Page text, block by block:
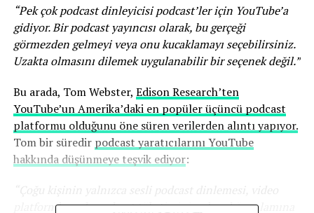
“Pek çok podcast dinleyicisi podcast’ler için YouTube’a
gidiyor. Bir podcast yayıncısı olarak, bu gerçeği
görmezden gelmeyi veya onu kucaklamayı seçebilirsiniz.
Uzakta olmasını dilemek uygulanabilir bir seçenek değil.”
Bu arada, Tom Webster, Edison Research’ten
YouTube’un Amerika’daki en popüler üçüncü podcast
platformu olduğunu öne süren verilerden alıntı yapıyor.
Tom bir süredir podcast yaratıcılarını YouTube
hakkında düşünmeye teşvik ediyor:
platformlarında podcast tüketiminin olmadığı anlamına